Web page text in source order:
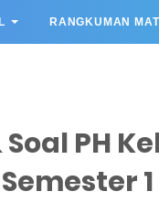
RANGKUMAN
PH
1